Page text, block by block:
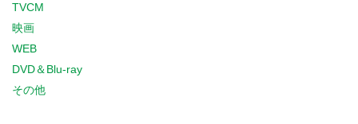
TVCM
映画
WEB
DVD＆Blu-ray
その他